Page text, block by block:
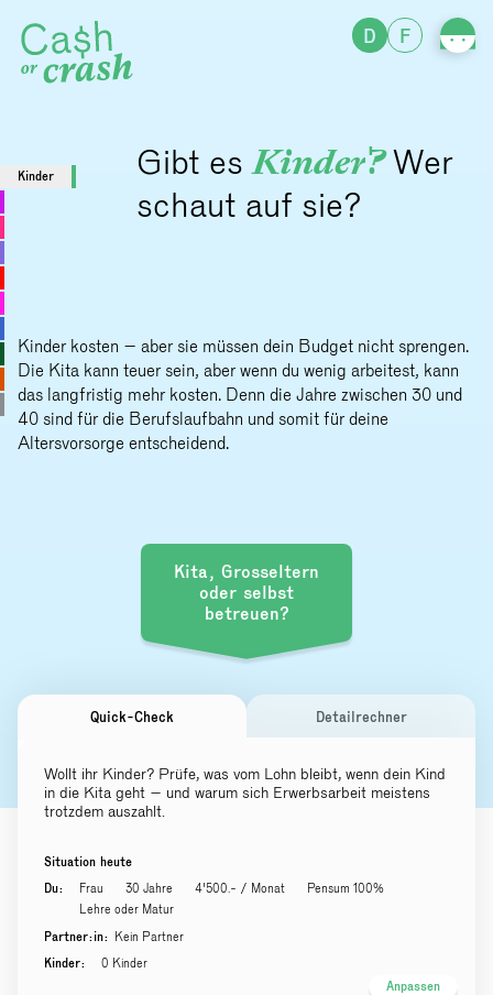
D F
Kinder Gibt esKinder?Wer
schaut auf sie?
Kinder kosten – aber sie müssen dein Budget nicht sprengen.
Die Kita kann teuer sein, aber wenn du wenig arbeitest, kann
das langfristig mehr kosten. Denn die Jahre zwischen 30 und
40 sind für die Berufslaufbahn und somit für deine
Altersvorsorge entscheidend.
Kita, Grosseltern
oder selbst
betreuen?
Quick-Check Detailrechner
Wollt ihr Kinder? Prüfe, was vom Lohn bleibt, wenn dein Kind
in die Kita geht – und warum sich Erwerbsarbeit meistens
trotzdem auszahlt.
Situation heute
Du:
Frau 30 Jahre 4'500.- / Monat
Pensum 100%
Lehre oder Matur
Partner:in: Kein Partner
Kinder:
0 Kinder
Anpassen